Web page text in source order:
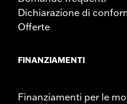
Dichiarazione di
Offerte
FINANZIAMENTI
Finanziamenti per le